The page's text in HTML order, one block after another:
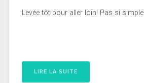
Levée tôt pour aller loin! Pas si simple
LIRE LA SUITE